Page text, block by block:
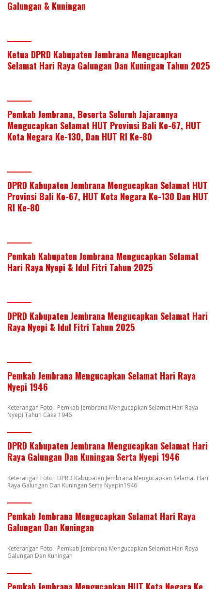
p
Galungan & Kuningan
Ketua DPRD Kabupaten Jembrana Mengucapkan
Selamat Hari Raya Galungan Dan Kuningan Tahun 2025
Pemkab Jembrana, Beserta Seluruh Jajarannya
Mengucapkan Selamat HUT Provinsi Bali Ke-67, HUT
Kota Negara Ke-130, Dan HUT RI Ke-80
DPRD Kabupaten Jembrana Mengucapkan Selamat HUT
Provinsi Bali Ke-67, HUT Kota Negara Ke-130 Dan HUT
RI Ke-80
Pemkab Kabupaten Jembrana Mengucapkan Selamat
Hari Raya Nyepi & Idul Fitri Tahun 2025
DPRD Kabupaten Jembrana Mengucapkan Selamat Hari
Raya Nyepi & Idul Fitri Tahun 2025
Pemkab Jembrana Mengucapkan Selamat Hari Raya
Nyepi 1946
Keterangan Foto : Pemkab Jembrana Mengucapkan Selamat Hari Raya
Nyepi Tahun Caka 1946
DPRD Kabupaten Jembrana Mengucapkan Selamat Hari
Raya Galungan Dan Kuningan Serta Nyepi 1946
Keterangan Foto : DPRD Kabupaten Jembrana Mengucapkan Selamat Hari
Raya Galungan Dan Kuningan Serta Nyepin1946
Pemkab Jembrana Mengucapkan Selamat Hari Raya
Galungan Dan Kuningan
Keterangan Foto : Pemkab Jembrana Mengucapkan Selamat Hari Raya
Galungan Dan Kuningan